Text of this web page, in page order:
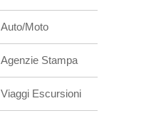
Auto/Moto
Agenzie Stampa
Viaggi Escursioni